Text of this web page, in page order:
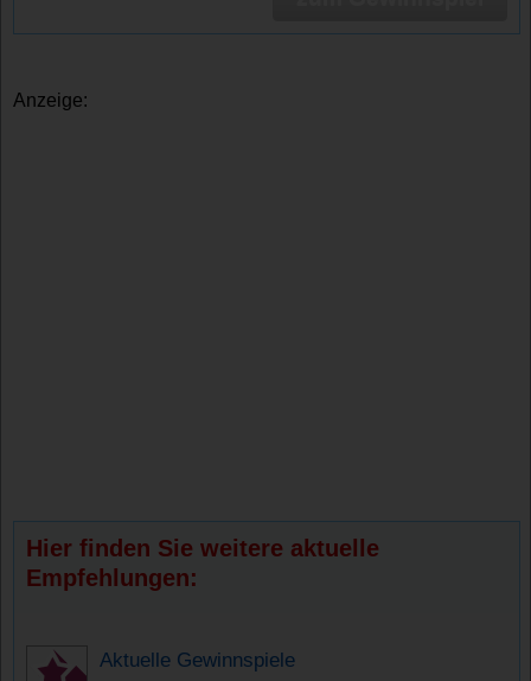
Anzeige:
Hier finden Sie weitere aktuelle
Empfehlungen:
Aktuelle Gewinnspiele